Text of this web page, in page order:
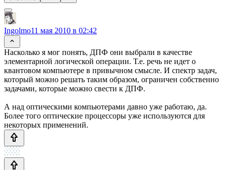
Ingolmo11 мая 2010 в 02:42
Насколько я мог понять, ДПФ они выбрали в качестве
элементарной логической операции. Т.е. речь не идет о
квантовом компьютере в привычном смысле. И спектр задач,
который можно решать таким образом, ограничен собственно
задачами, которые можно свести к ДПФ.
А над оптическими компьютерами давно уже работаю, да.
Более того оптические процессоры уже используются для
некоторых применений.